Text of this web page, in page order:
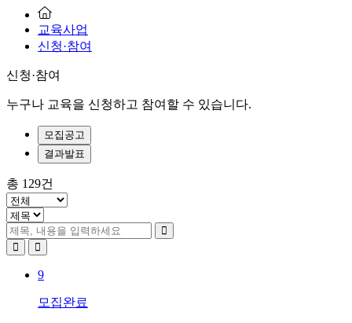
교육사업
신청·참여
신청·참여
누구나 교육을 신청하고 참여할 수 있습니다.
모집공고
결과발표
총 129건
9
모집완료